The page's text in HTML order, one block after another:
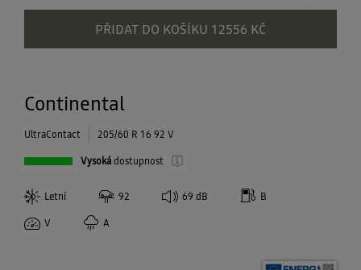
PŘIDAT DO KOŠÍKU 12556 KČ
Continental
UltraContact 205/60 R 16 92 V
Vysokádostupnost
Letní 92 69 dB B
V A